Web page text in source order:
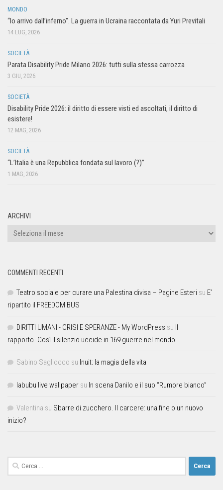
MONDO
“Io arrivo dall’inferno”. La guerra in Ucraina raccontata da Yuri Previtali
14 LUG, 2026
SOCIETÀ
Parata Disability Pride Milano 2026: tutti sulla stessa carrozza
3 GIU, 2026
SOCIETÀ
Disability Pride 2026: il diritto di essere visti ed ascoltati, il diritto di
esistere!
12 MAG, 2026
SOCIETÀ
“L’Italia è una Repubblica fondata sul lavoro (?)”
1 MAG, 2026
ARCHIVI
COMMENTI RECENTI
Teatro sociale per curare una Palestina divisa – Pagine Esteri su E’
ripartito il FREEDOM BUS
DIRITTI UMANI - CRISI E SPERANZE - My WordPress su Il
rapporto. Così il silenzio uccide in 169 guerre nel mondo
Sabino Sagliocco su Inuit: la magia della vita
labubu live wallpaper su In scena Danilo e il suo “Rumore bianco”
Valentina su Sbarre di zucchero. Il carcere: una fine o un nuovo
inizio?